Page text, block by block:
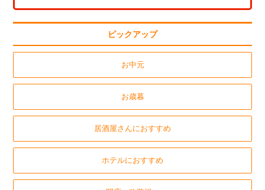
ピックアップ
お中元
お歳暮
居酒屋さんにおすすめ
ホテルにおすすめ